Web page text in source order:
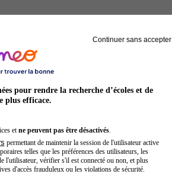
Continuer sans accepter
pour rendre la recherche d’écoles et de
plus efficace.
et ne peuvent pas être désactivés.
permettant de maintenir la session de l'utilisateur active
telles que les préférences des utilisateurs, les
l'utilisateur, vérifier s'il est connecté ou non, et plus
d'accès frauduleux ou les violations de sécurité.